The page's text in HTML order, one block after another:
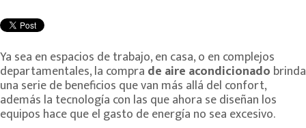
Ya sea en espacios de trabajo, en casa, o en complejos
departamentales, la compra de aire acondicionado brinda
una serie de beneficios que van más allá del confort,
además la tecnología con las que ahora se diseñan los
equipos hace que el gasto de energía no sea excesivo.